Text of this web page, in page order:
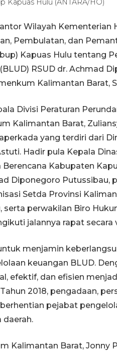
Kapuas Hulu (ANTARA/HO)
Wilayah
Pembulatan, dan
Kapuas Hulu tentang
RSUD dr. Achmad
Kalimantan Barat,
Divisi Peraturan
Kalimantan Barat,
yang terdiri dari
Hadir pula Kepala
Kabupaten
Diponegoro Putussibau,
Setda Provinsi
serta perwakilan Biro
jalannya rapat secara
menjamin
keuangan BLUD.
efektif, dan efisien
2018, pengadaan,
pejabat
daerah.
Kalimantan Barat, Jonny